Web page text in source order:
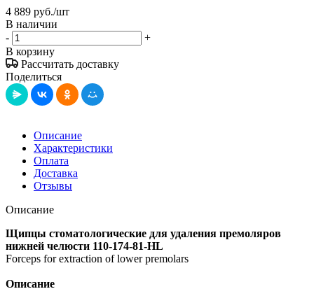
4 889 руб./шт
В наличии
-
+
В корзину
Рассчитать доставку
Поделиться
Описание
Характеристики
Оплата
Доставка
Отзывы
Описание
Щипцы стоматологические для удаления премоляров
нижней челюсти 110-174-81-HL
Forceps for extraction of lower premolars
Описание